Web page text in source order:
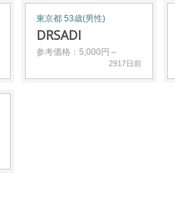
東京都 53歳(男性)
DRSADI
参考価格：5,000円～
2917日前